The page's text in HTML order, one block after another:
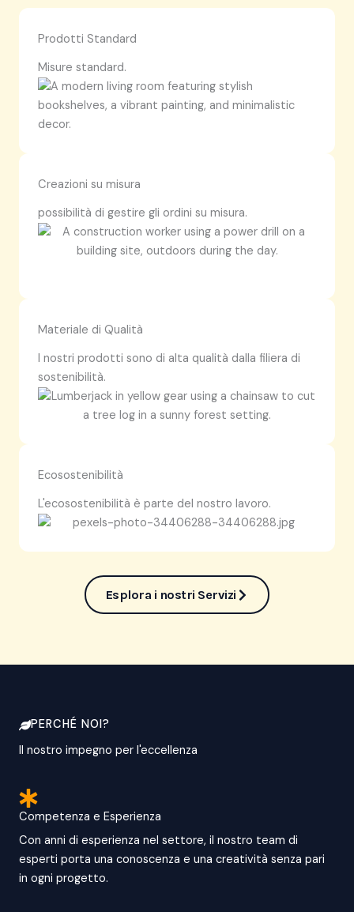
Prodotti Standard
Misure standard.
Creazioni su misura
possibilità di gestire gli ordini su misura.
Materiale di Qualità
I nostri prodotti sono di alta qualità dalla filiera di
sostenibilità.
Ecosostenibilità
L'ecosostenibilità è parte del nostro lavoro.
Esplora i nostri Servizi
PERCHÉ NOI?
Il nostro impegno per l'eccellenza
Competenza e Esperienza
Con anni di esperienza nel settore, il nostro team di
esperti porta una conoscenza e una creatività senza pari
in ogni progetto.